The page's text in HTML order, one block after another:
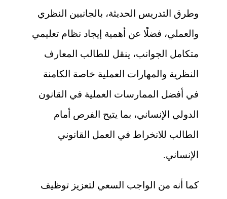
وطرق التدريس الحديثة، بالجانبين النظري
والعملي، فضلًا عن أهمية إيجاد نظام تعليمي
متكامل الجوانب، ينقل للطالب المعارف
النظرية والمهارات العملية خاصة الكامنة
في أفضل الممارسات العملية في القانون
الدولي الإنساني، بما يتيح الفرص أمام
الطالب للانخراط في العمل القانوني
الإنساني.
كما أنه من الواجب السعي لتعزيز توظيف